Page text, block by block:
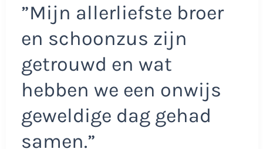
”Mijn allerliefste broer
en schoonzus zijn
getrouwd en wat
hebben we een onwijs
geweldige dag gehad
samen.”